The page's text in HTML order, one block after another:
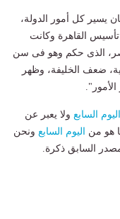
يسير كل أمور الدولة،
القاهرة وكانت
الذى حكم وهو فى سن
ضعف الخليفة، وظهر
اليوم السابع ولا يعبر عن
هو من اليوم السابع ونحن
السابق ذكرة.